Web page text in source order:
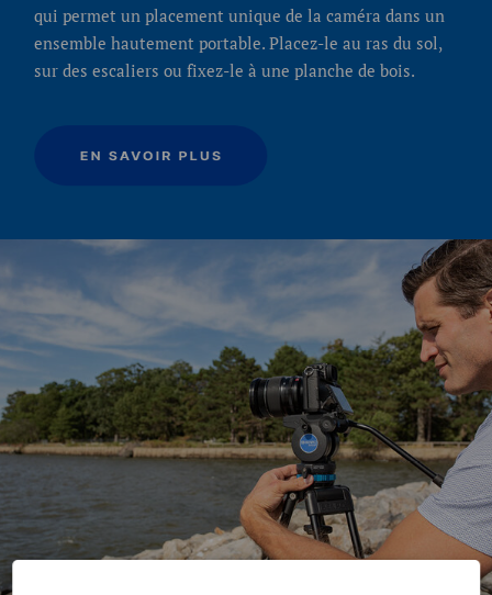
qui permet un placement unique de la caméra dans un
ensemble hautement portable. Placez-le au ras du sol,
sur des escaliers ou fixez-le à une planche de bois.